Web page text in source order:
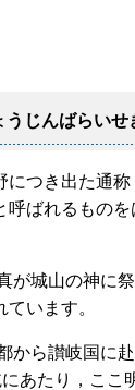
じんばらいせ
つき出た通称
呼ばれるもの
が城山の神に
います。
ら讃岐国に赴
あたり，ここ